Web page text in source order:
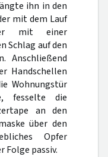
ihn in den
mit dem Lauf
mit einer
Schlag auf den
Anschließend
Handschellen
Wohnungstür
fesselte die
an den
über den
Opfer
Folge passiv.